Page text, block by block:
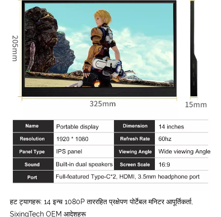
हट ट्यागहरू: 14 इन्च 1080P ताररहित प्रक्षेपण पोर्टेबल मनिटर आपूर्तिकर्ता,
SixingTech OEM आदेशहरू